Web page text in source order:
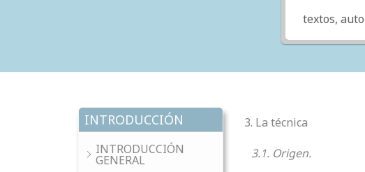
INTRODUCCIÓN
INTRODUCCIÓN
GENERAL
3. La técnica
3.1. Origen.